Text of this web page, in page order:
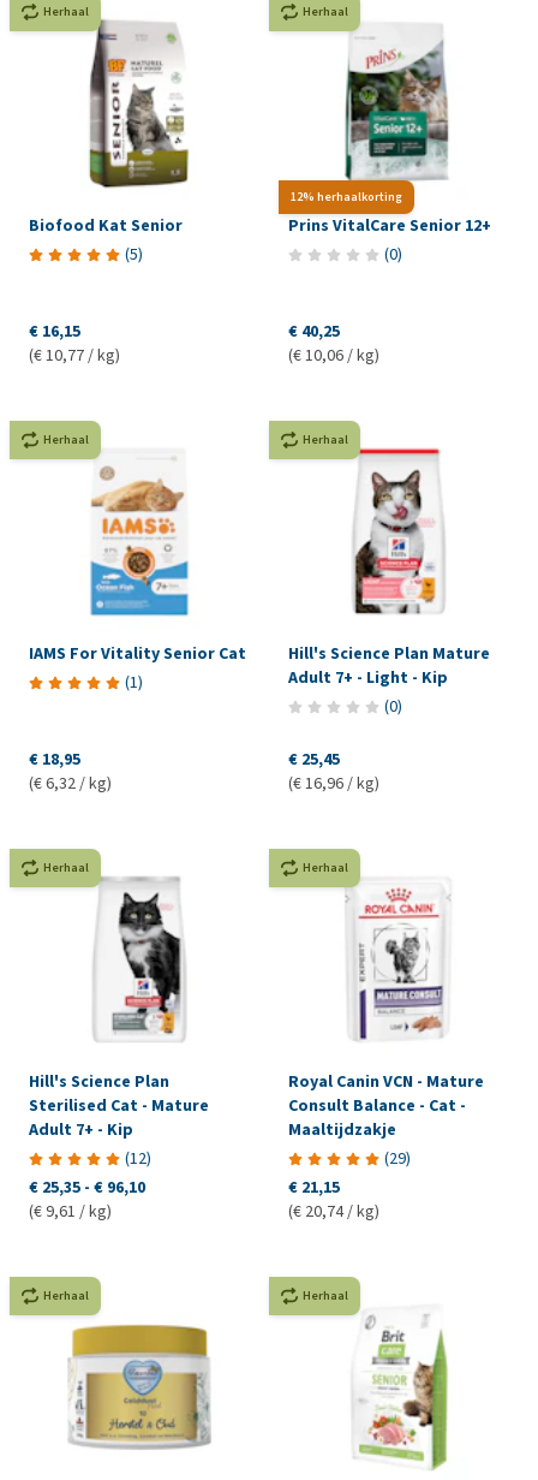
Herhaal
Biofood Kat Senior
(5)
€ 16,15
(€ 10,77 / kg)
12% herhaalkorting
Herhaal
Prins VitalCare Senior 12+
(0)
€ 40,25
(€ 10,06 / kg)
Herhaal
IAMS For Vitality Senior Cat
(1)
€ 18,95
(€ 6,32 / kg)
Herhaal
Hill's Science Plan Mature
Adult 7+ - Light - Kip
(0)
€ 25,45
(€ 16,96 / kg)
Herhaal
Hill's Science Plan
Sterilised Cat - Mature
Adult 7+ - Kip
(12)
€ 25,35 - € 96,10
(€ 9,61 / kg)
Herhaal
Royal Canin VCN - Mature
Consult Balance - Cat -
Maaltijdzakje
(29)
€ 21,15
(€ 20,74 / kg)
Herhaal Herhaal